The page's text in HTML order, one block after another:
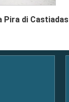
Pira di Castiadas